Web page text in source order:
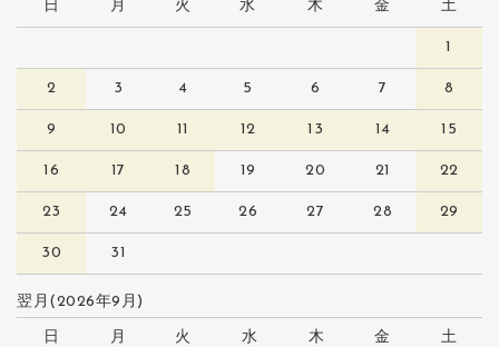
日 月 火 水 木 金 土
1
2 3 4 5 6 7 8
9 10 11 12 13 14 15
16 17 18 19 20 21 22
23 24 25 26 27 28 29
30 31
翌月(2026年9月)
日 月 火 水 木 金 土